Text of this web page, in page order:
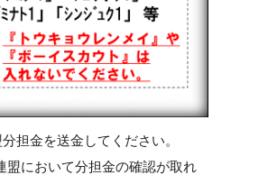
担金を送金してください。
盟において分担金の確認が取れ